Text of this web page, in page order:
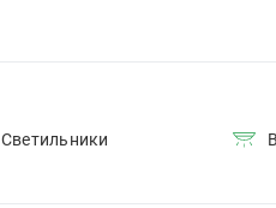
Светильники